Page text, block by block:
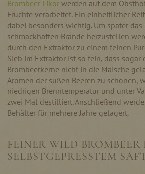
Brombeer Likör werden auf dem
Früchte verarbeitet. Ein einheitlicher
dabei besonders wichtig. Um später
schmackhaften Brände herzustellen
durch den Extraktor zu einem feinen
Sieb im Extraktor ist so fein, dass sogar
Brombeerkerne nicht in die Maische
Aromen der süßen Beeren zu schonen,
niedrigen Brenntemperatur und unter
zwei Mal destilliert. Anschließend
Behälter für mehrere Jahre gelagert.
FEINER WILD
SELBSTGEPRESSTEM